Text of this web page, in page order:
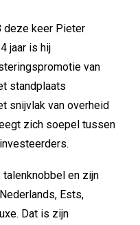
deze keer Pieter
jaar is hij
van
standplaats
snijvlak van overheid
zich soepel tussen
en zijn
Ests,
Dat is zijn